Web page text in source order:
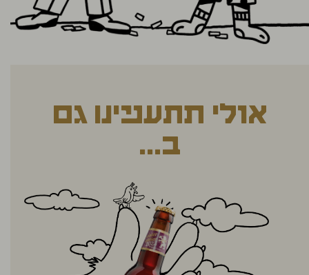
אולי תתעניינו גם
ב...